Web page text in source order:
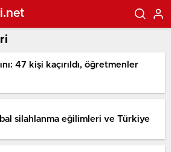
47 kişi kaçırıldı, öğretmenler
silahlanma eğilimleri ve Türkiye